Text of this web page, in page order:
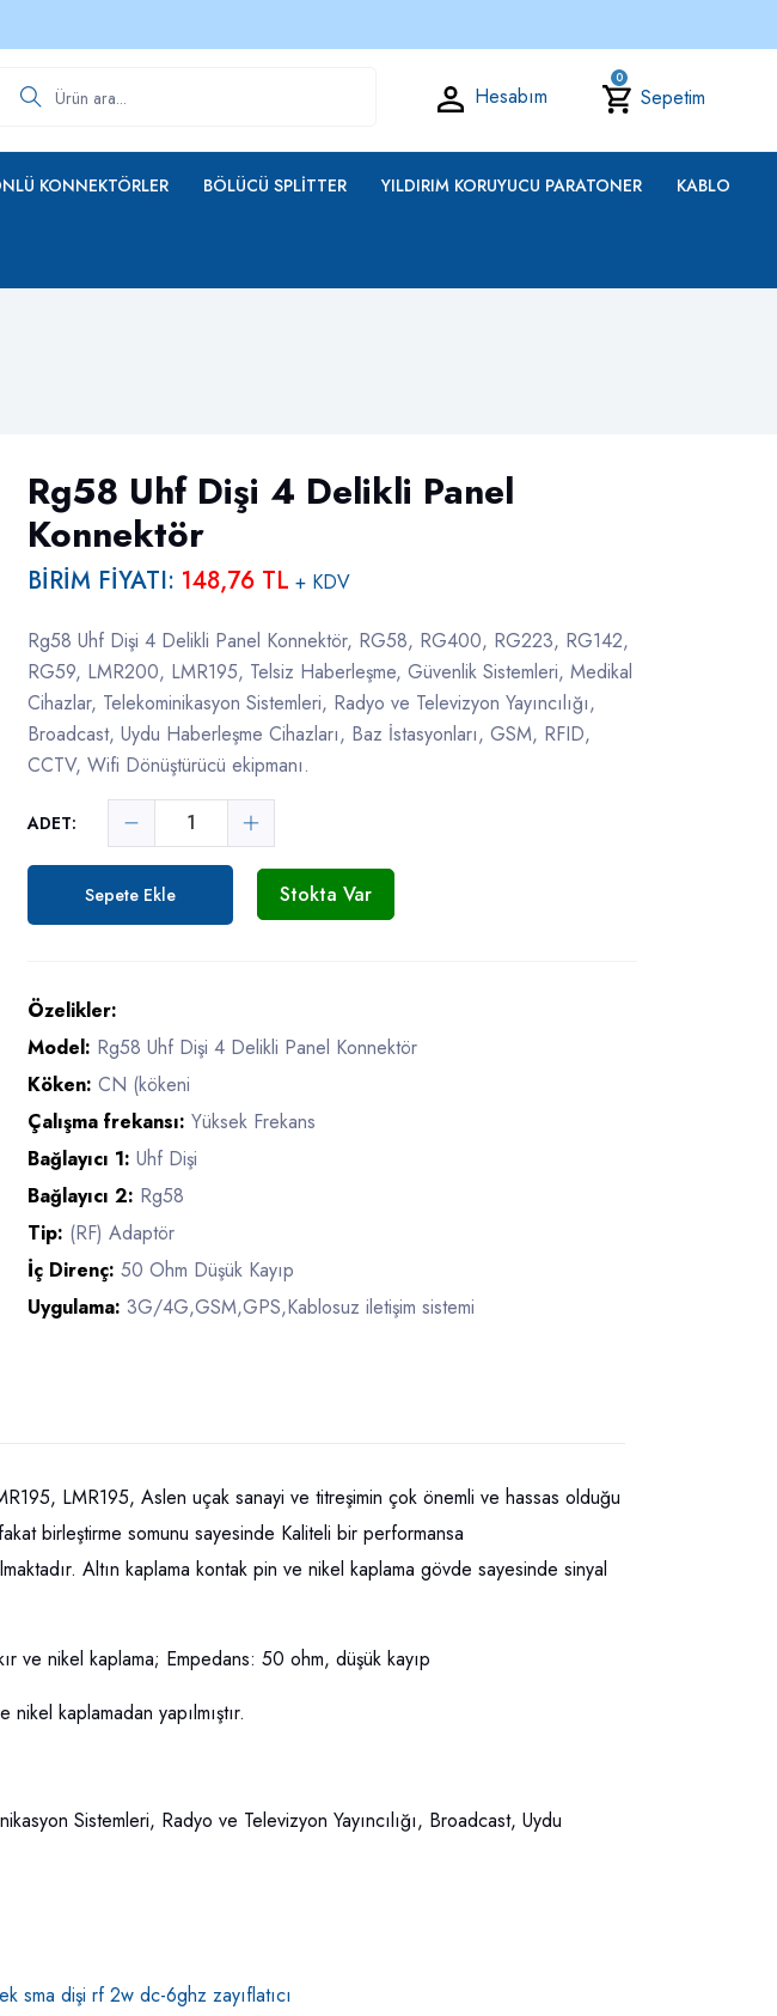
Hesabım Sepetim
0
KONNEKTÖRLER BÖLÜCÜ SPLITTER YILDIRIM KORUYUCU PARATONER KABLO
Rg58 Uhf Dişi 4 Delikli Panel
Konnektör
BİRİM FİYATI: 148,76 TL + KDV
Rg58 Uhf Dişi 4 Delikli Panel Konnektör, RG58, RG400, RG223, RG142,
RG59, LMR200, LMR195, Telsiz Haberleşme, Güvenlik Sistemleri, Medikal
Cihazlar, Telekominikasyon Sistemleri, Radyo ve Televizyon Yayıncılığı,
Broadcast, Uydu Haberleşme Cihazları, Baz İstasyonları, GSM, RFID,
CCTV, Wifi Dönüştürücü ekipmanı.
ADET:
Sepete Ekle Stokta Var
Özelikler:
Model: Rg58 Uhf Dişi 4 Delikli Panel Konnektör
Köken: CN (kökeni
Çalışma frekansı: Yüksek Frekans
Bağlayıcı 1: Uhf Dişi
Bağlayıcı 2: Rg58
Tip: (RF) Adaptör
İç Direnç: 50 Ohm Düşük Kayıp
Uygulama: 3G/4G,GSM,GPS,Kablosuz iletişim sistemi
LMR195, Aslen uçak sanayi ve titreşimin çok önemli ve hassas olduğu
birleştirme somunu sayesinde Kaliteli bir performansa
Altın kaplama kontak pin ve nikel kaplama gövde sayesinde sinyal
ve nikel kaplama; Empedans: 50 ohm, düşük kayıp
kaplamadan yapılmıştır.
Sistemleri, Radyo ve Televizyon Yayıncılığı, Broadcast, Uydu
sma dişi rf 2w dc-6ghz zayıflatıcı